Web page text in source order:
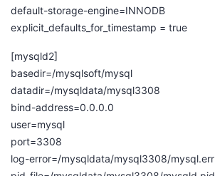
default-storage-engine=INNODB
explicit_defaults_for_timestamp = true
[mysqld2]
basedir=/mysqlsoft/mysql
datadir=/mysqldata/mysql3308
bind-address=0.0.0.0
user=mysql
port=3308
log-error=/mysqldata/mysql3308/mysql.err